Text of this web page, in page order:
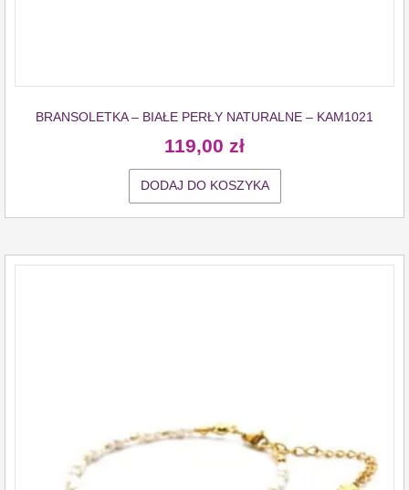
BRANSOLETKA – BIAŁE PERŁY NATURALNE – KAM1021
119,00 zł
DODAJ DO KOSZYKA